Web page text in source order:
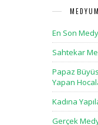
En Son
Sahtekar
Papaz
Yapan
Kadına
Gerçek